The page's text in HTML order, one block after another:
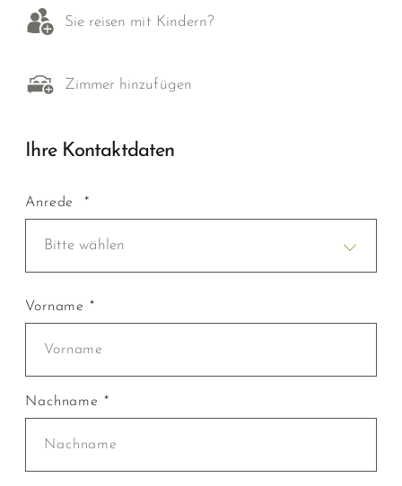
Sie reisen mit Kindern?
Zimmer hinzufügen
Ihre Kontaktdaten
Anrede *
Bitte wählen
Vorname *
Nachname *